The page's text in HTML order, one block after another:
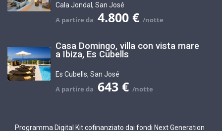
Cala Jondal,San José
4.800 €
Casa Domingo, villa con vista mare
a Ibiza, Es Cubells
Es Cubells,San José
643 €
Programma Digital Kit cofinanziato dai fondi Next Generation